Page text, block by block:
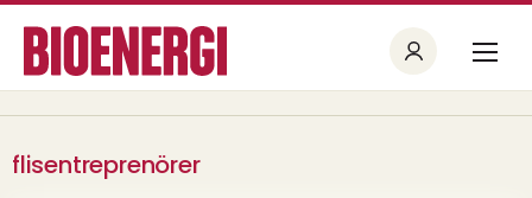
flisentreprenörer